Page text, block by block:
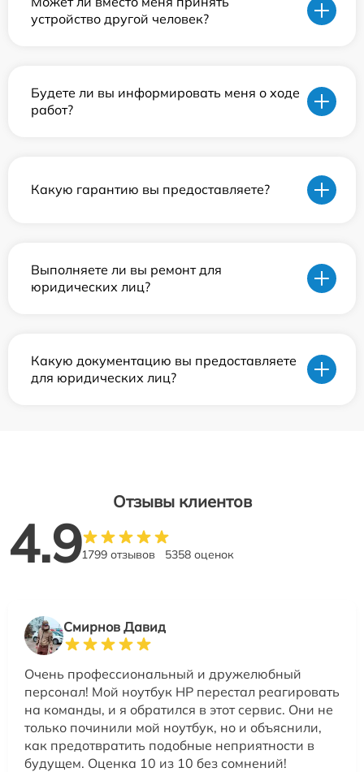
устройство другой человек?
Будете ли вы информировать меня о ходе
работ?
Какую гарантию вы предоставляете?
Выполняете ли вы ремонт для
юридических лиц?
Какую документацию вы предоставляете
для юридических лиц?
Отзывы клиентов
4.91799 отзывов 5358 оценок
Смирнов Давид
Очень профессиональный и дружелюбный
персонал! Мой ноутбук HP перестал реагировать
на команды, и я обратился в этот сервис. Они не
только починили мой ноутбук, но и объяснили,
как предотвратить подобные неприятности в
будущем. Оценка 10 из 10 без сомнений!